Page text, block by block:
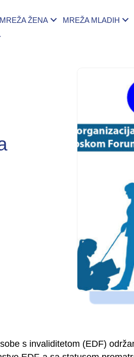
MREŽA ŽENA MREŽA MLADIH
s invaliditetom (EDF)